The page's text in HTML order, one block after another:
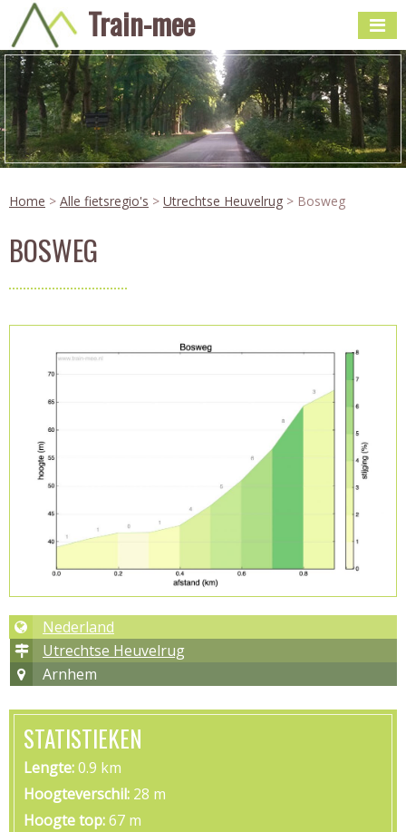
Train-mee
Home > Alle fietsregio's > Utrechtse Heuvelrug > Bosweg
BOSWEG
Nederland
Utrechtse Heuvelrug
Arnhem
STATISTIEKEN
Lengte 0.9 km
Hoogteverschil 28 m
Hoogte top 67 m